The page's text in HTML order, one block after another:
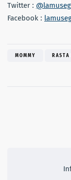
Twitter :
Facebook :
MOMMY